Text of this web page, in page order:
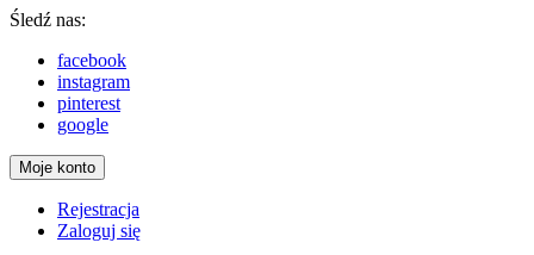
Śledź nas:
facebook
instagram
pinterest
google
Moje konto
Rejestracja
Zaloguj się